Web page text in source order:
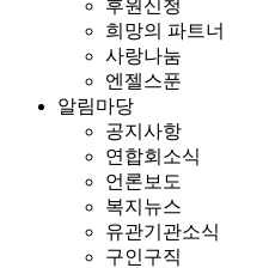
후원신청
희망의 파트너
사랑나눔
엔젤스푼
알림마당
공지사항
연합회소식
언론보도
복지뉴스
유관기관소식
구인구직